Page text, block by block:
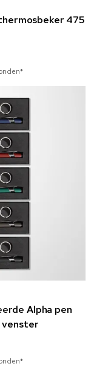
475
Alpha pen
venster